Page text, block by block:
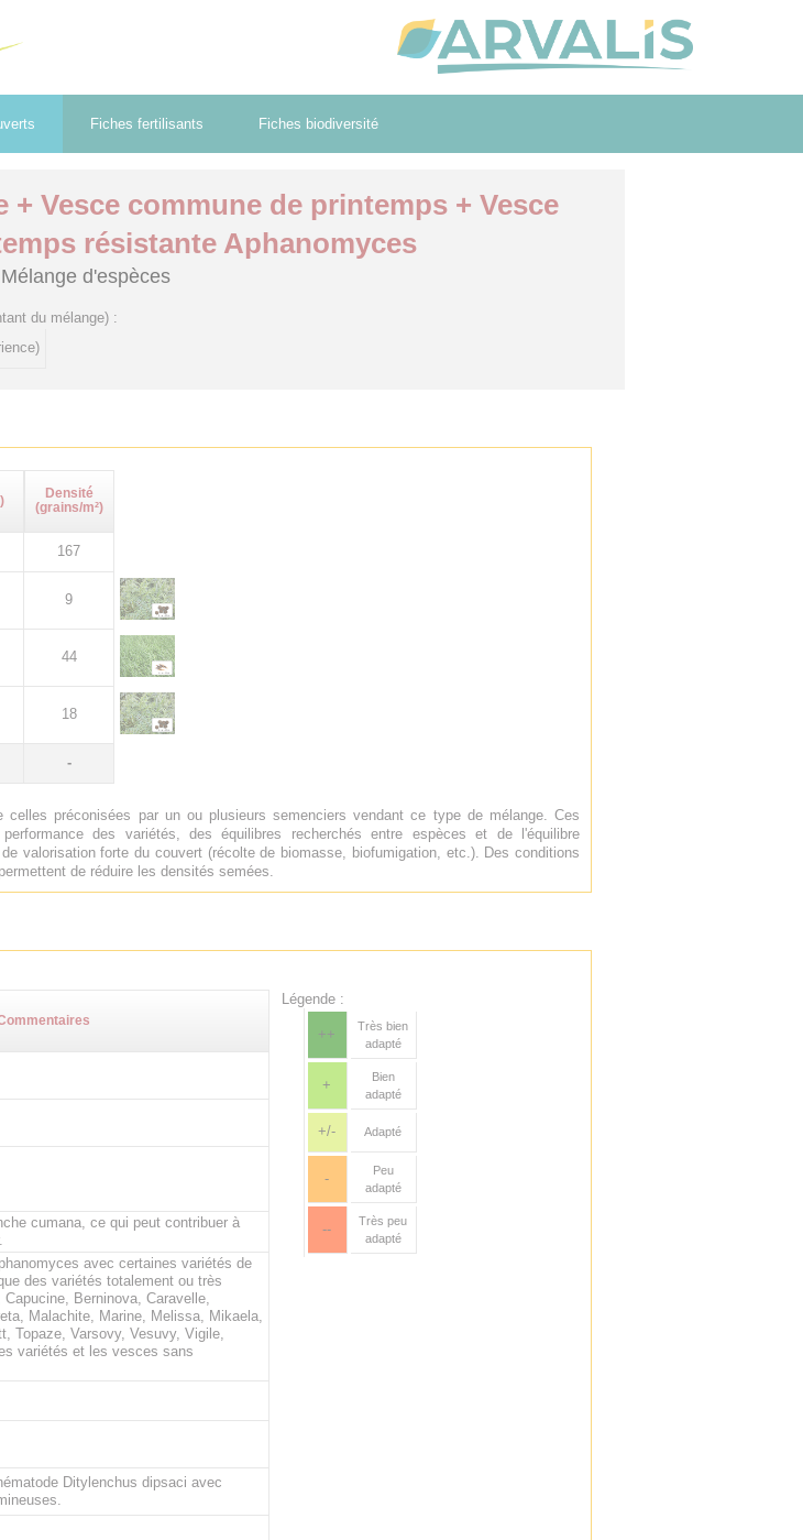
Fiches fertilisants Fiches biodiversité
+ Vesce commune de printemps + Vesce
résistante Aphanomyces
Mélange d'espèces
du mélange) :
Densité
(grains/m²)
167
9
44
18
-
préconisées par un ou plusieurs semenciers vendant ce type de mélange. Ces
des variétés, des équilibres recherchés entre espèces et de l'équilibre
valorisation forte du couvert (récolte de biomasse, biofumigation, etc.). Des conditions
de réduire les densités semées.
cumana, ce qui peut contribuer à
avec certaines variétés de
des variétés totalement ou très
Berninova, Caravelle,
Malachite, Marine, Melissa, Mikaela,
Topaze, Varsovy, Vesuvy, Vigile,
variétés et les vesces sans
Ditylenchus dipsaci avec
Légende :
++
Très bien
adapté
+
Bien
adapté
+/- Adapté
-
Peu
adapté
--
Très peu
adapté